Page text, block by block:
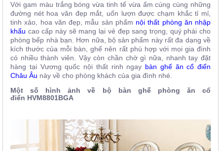
Với gam màu trắng bóng vừa tinh tế vừa ấm cúng cùng những
đường nét hoa văn đẹp mắt, uốn lượn được chạm khắc tỉ mỉ,
tinh xảo, hoa văn đẹp, mẫu sản phẩm nội thất phòng ăn nhập
khẩu cao cấp này sẽ mang lại vẻ đẹp sang trọng, quý phái cho
phòng bếp nhà bạn. Hơn nữa, bộ sản phẩm này rất đa dạng về
kích thước của mỗi bàn, ghế nên rất phù hợp với mọi gia đình
có nhiều thành viên. Vậy còn chần chờ gì nữa, nhanh tay đặt
hàng tại Vương quốc nội thất rinh ngay bàn ghế ăn cổ điển
Châu Âu này về cho phòng khách của gia đình nhé.
Một số hình ảnh về bộ bàn ghế phòng ăn cổ
điển HVM8801BGA